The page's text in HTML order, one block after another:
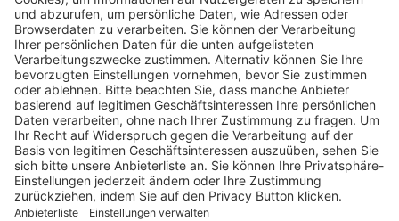
Produkte
Ratgeber
Weitblick
WEITERES AUS DEM VERLAG
Reisemobil International